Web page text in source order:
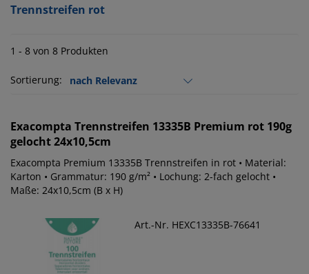
Trennstreifen rot
1 - 8 von 8 Produkten
Sortierung:
Exacompta Trennstreifen 13335B Premium rot 190g
gelocht 24x10,5cm
Exacompta Premium 13335B Trennstreifen in rot • Material:
Karton • Grammatur: 190 g/m² • Lochung: 2-fach gelocht •
Maße: 24x10,5cm (B x H)
Art.-Nr. HEXC13335B-76641